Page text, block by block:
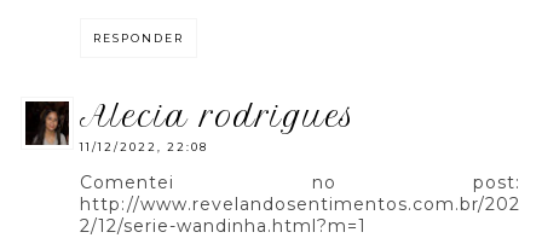
RESPONDER
alecia rodrigues
11/12/2022, 22:08
Comentei no post:
http://www.revelandosentimentos.com.br/202
2/12/serie-wandinha.html?m=1